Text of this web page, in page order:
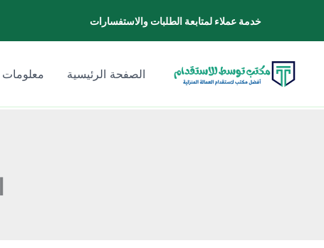
خدمة عملاء لمتابعة الطلبات والاستفسارات
المحتوى
الصفحة الرئيسية
معلومات